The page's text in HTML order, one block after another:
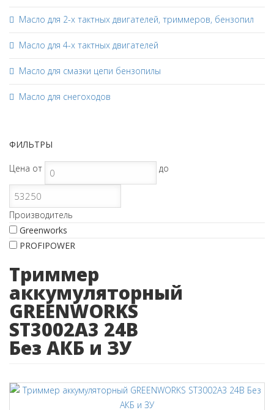
Масло для 2-х тактных двигателей, триммеров, бензопил
Масло для 4-х тактных двигателей
Масло для смазки цепи бензопилы
Масло для снегоходов
ФИЛЬТРЫ
Цена от до
Производитель
Greenworks
PROFIPOWER
Триммер
аккумуляторный
GREENWORKS
ST3002A3 24В
Без АКБ и ЗУ